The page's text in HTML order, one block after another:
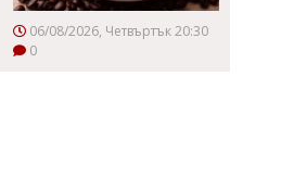
06/08/2026, Четвъртък 20:30
0